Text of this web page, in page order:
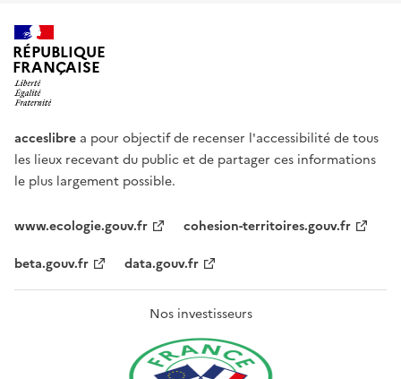
RÉPUBLIQUE
FRANÇAISE
acceslibre a pour objectif de recenser l'accessibilité de tous
les lieux recevant du public et de partager ces informations
le plus largement possible.
www.ecologie.gouv.fr
cohesion-territoires.gouv.fr
beta.gouv.fr
data.gouv.fr
Nos investisseurs